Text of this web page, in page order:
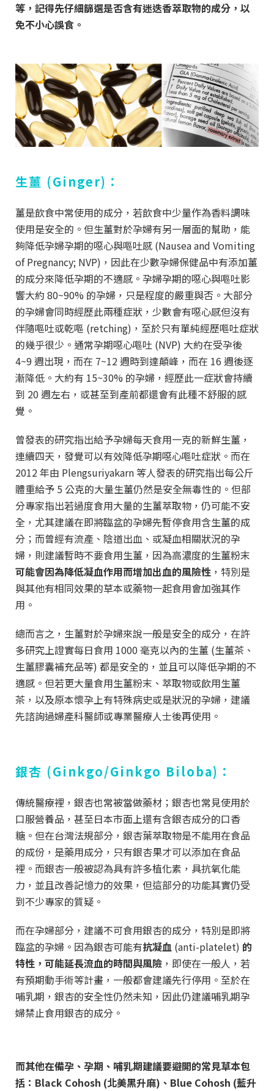
等，記得先仔細篩選是否含有迷迭香萃取物的成分，以
免不小心誤食。
生薑 (Ginger)：
薑是飲食中常使用的成分，若飲食中少量作為香料調味
使用是安全的。但生薑對於孕婦有另一層面的幫助，能
夠降低孕婦孕期的噁心與嘔吐感 (Nausea and Vomiting
of Pregnancy; NVP) ，因此在少數孕婦保健品中有添加薑
的成分來降低孕期的不適感。孕婦孕期的噁心與嘔吐影
響大約 80~90% 的孕婦，只是程度的嚴重與否。大部分
的孕婦會同時經歷此兩種症狀，少數會有噁心感但沒有
伴隨嘔吐或乾嘔 (retching) ，至於只有單純經歷嘔吐症狀
的幾乎很少。通常孕期噁心嘔吐 (NVP) 大約在受孕後
4~9 週出現，而在 7~12 週時到達顛峰，而在 16 週後逐
漸降低。大約有 15~30% 的孕婦，經歷此一症狀會持續
到 20 週左右，或甚至到產前都還會有此種不舒服的感
覺。
曾發表的研究指出給予孕婦每天食用一克的新鮮生薑，
連續四天，發覺可以有效降低孕期噁心嘔吐症狀。而在
2012 年由 Plengsuriyakarn 等人發表的研究指出每公斤
體重給予 5 公克的大量生薑仍然是安全無毒性的。但部
分專家指出若過度食用大量的生薑萃取物，仍可能不安
全，尤其建議在即將臨盆的孕婦先暫停食用含生薑的成
分；而曾經有流產、陰道出血、或凝血相關狀況的孕
婦，則建議暫時不要食用生薑，因為高濃度的生薑粉末
可能會因為降低凝血作用而增加出血的風險性 ，特別是
與其他有相同效果的草本或藥物一起食用會加強其作
用。
總而言之，生薑對於孕婦來說一般是安全的成分，在許
多研究上證實每日食用 1000 毫克以內的生薑 (生薑茶、
生薑膠囊補充品等) 都是安全的，並且可以降低孕期的不
適感。但若更大量食用生薑粉末、萃取物或飲用生薑
茶，以及原本懷孕上有特殊病史或是狀況的孕婦，建議
先諮詢過婦產科醫師或專業醫療人士後再使用。
銀杏 (Ginkgo/Ginkgo Biloba)：
傳統醫療裡，銀杏也常被當做藥材；銀杏也常見使用於
口服營養品，甚至日本市面上還有含銀杏成分的口香
糖。但在台灣法規部分，銀杏葉萃取物是不能用在食品
的成份，是藥用成分，只有銀杏果才可以添加在食品
裡。而銀杏一般被認為具有許多植化素，具抗氧化能
力，並且改善記憶力的效果，但這部分的功能其實仍受
到不少專家的質疑。
而在孕婦部分，建議不可食用銀杏的成分，特別是即將
臨盆的孕婦。因為銀杏可能有抗凝血 (anti-platelet) 的
特性，可能延長流血的時間與風險 ，即使在一般人，若
有預期動手術等計畫，一般都會建議先行停用。至於在
哺乳期，銀杏的安全性仍然未知，因此仍建議哺乳期孕
婦禁止食用銀杏的成分。
而其他在備孕、孕期、哺乳期建議要避開的常見草本包
括：Black Cohosh (北美黑升麻)、Blue Cohosh (藍升